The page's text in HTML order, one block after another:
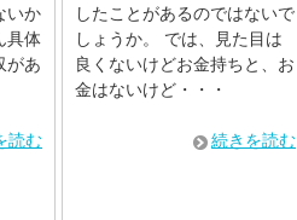
いか
具体
があ
読む
したことがあるのではないで
しょうか。 では、見た目は
良くないけどお金持ちと、お
金はないけど・・・
続きを読む